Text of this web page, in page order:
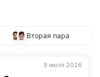
Вторая пара
9 июля 2026